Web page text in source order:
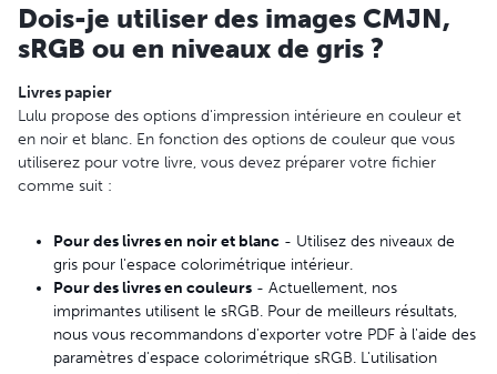
Dois-je utiliser des images CMJN,
sRGB ou en niveaux de gris ?
Livres papier
Lulu propose des options d'impression intérieure en couleur et
en noir et blanc. En fonction des options de couleur que vous
utiliserez pour votre livre, vous devez préparer votre fichier
comme suit :
Pour des livres en noir et blanc - Utilisez des niveaux de
gris pour l'espace colorimétrique intérieur.
Pour des livres en couleurs - Actuellement, nos
imprimantes utilisent le sRGB. Pour de meilleurs résultats,
nous vous recommandons d'exporter votre PDF à l'aide des
paramètres d'espace colorimétrique sRGB. L'utilisation